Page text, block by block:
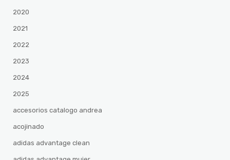
2020
2021
2022
2023
2024
2025
accesorios catalogo andrea
acojinado
adidas advantage clean